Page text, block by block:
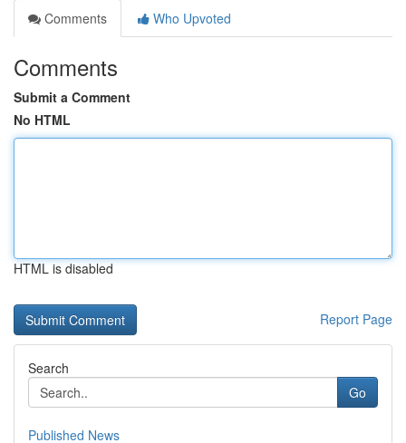
Comments
Who Upvoted
Comments
Submit a Comment
No HTML
HTML is disabled
Report Page
Search
Go
Published News